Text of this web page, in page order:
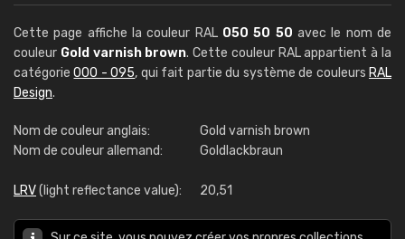
Cette page affiche la couleur RAL 050 50 50 avec le nom de
couleur Gold varnish brown. Cette couleur RAL appartient à la
catégorie000 - 095, qui fait partie du système de couleurs RAL
Design.
Nom de couleur anglais:
Gold varnish brown
Nom de couleur allemand:
Goldlackbraun
LRV(light reflectance value): 20,51